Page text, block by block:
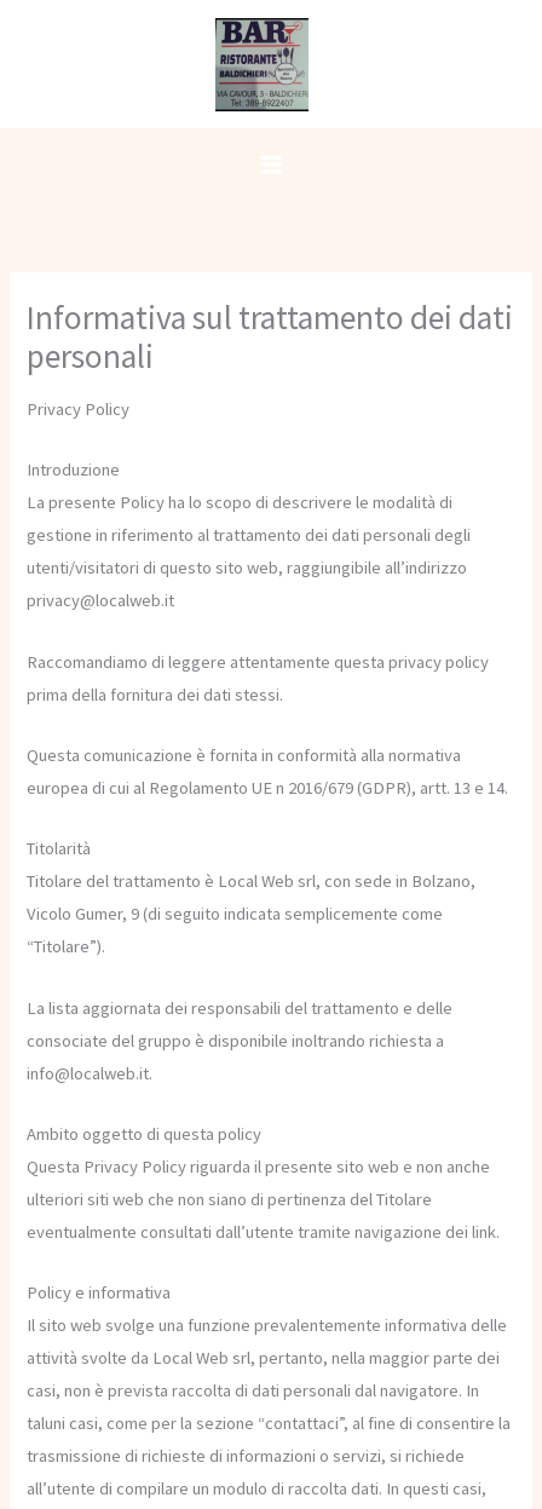
Informativa sul trattamento dei dati
personali
Privacy Policy
Introduzione
La presente Policy ha lo scopo di descrivere le modalità di
gestione in riferimento al trattamento dei dati personali degli
utenti/visitatori di questo sito web, raggiungibile all’indirizzo
privacy@localweb.it
Raccomandiamo di leggere attentamente questa privacy policy
prima della fornitura dei dati stessi.
Questa comunicazione è fornita in conformità alla normativa
europea di cui al Regolamento UE n 2016/679 (GDPR), artt. 13 e 14.
Titolarità
Titolare del trattamento è Local Web srl, con sede in Bolzano,
Vicolo Gumer, 9 (di seguito indicata semplicemente come
“Titolare”).
La lista aggiornata dei responsabili del trattamento e delle
consociate del gruppo è disponibile inoltrando richiesta a
info@localweb.it.
Ambito oggetto di questa policy
Questa Privacy Policy riguarda il presente sito web e non anche
ulteriori siti web che non siano di pertinenza del Titolare
eventualmente consultati dall’utente tramite navigazione dei link.
Policy e informativa
Il sito web svolge una funzione prevalentemente informativa delle
attività svolte da Local Web srl, pertanto, nella maggior parte dei
casi, non è prevista raccolta di dati personali dal navigatore. In
taluni casi, come per la sezione “contattaci”, al fine di consentire la
trasmissione di richieste di informazioni o servizi, si richiede
all’utente di compilare un modulo di raccolta dati. In questi casi,